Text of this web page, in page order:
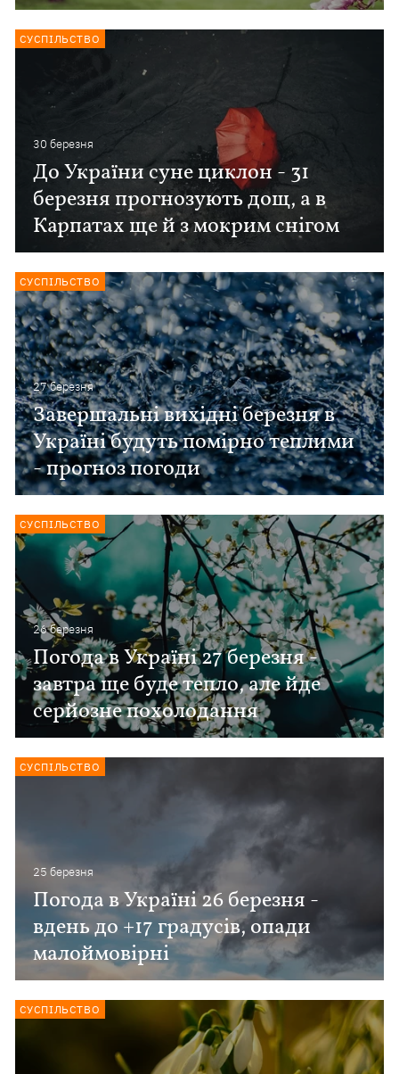
30 березня
До України суне циклон - 31
березня прогнозують дощ, а в
Карпатах ще й з мокрим снігом
СУСПІЛЬСТВО
27 березня
Завершальні вихідні березня в
Україні будуть помірно теплими
- прогноз погоди
СУСПІЛЬСТВО
26 березня
Погода в Україні 27 березня -
завтра ще буде тепло, але йде
серйозне похолодання
СУСПІЛЬСТВО
25 березня
Погода в Україні 26 березня -
вдень до +17 градусів, опади
малоймовірні
СУСПІЛЬСТВО
СУСПІЛЬСТВО